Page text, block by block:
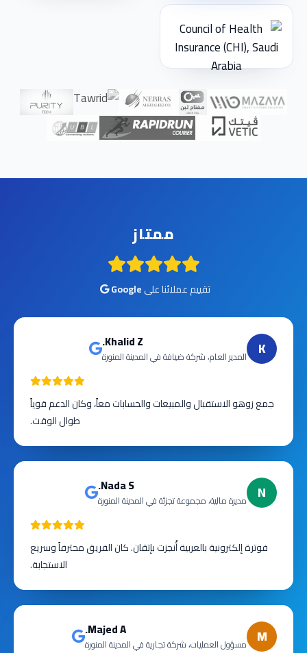
ممتاز
تقييم عملائنا علىGoogle
K
Khalid Z.
المدير العام، شركة ضيافة في المدينة المنورة
جمع زوهو الاستقبال والمبيعات والحسابات معاً، وكان الدعم قوياً
طوال الوقت.
N
Nada S.
مديرة مالية، مجموعة تجزئة في المدينة المنورة
فوترة إلكترونية بالعربية أُنجزت بإتقان. كان الفريق محترفاً وسريع
الاستجابة.
M
Majed A.
مسؤول العمليات، شركة تجارية في المدينة المنورة